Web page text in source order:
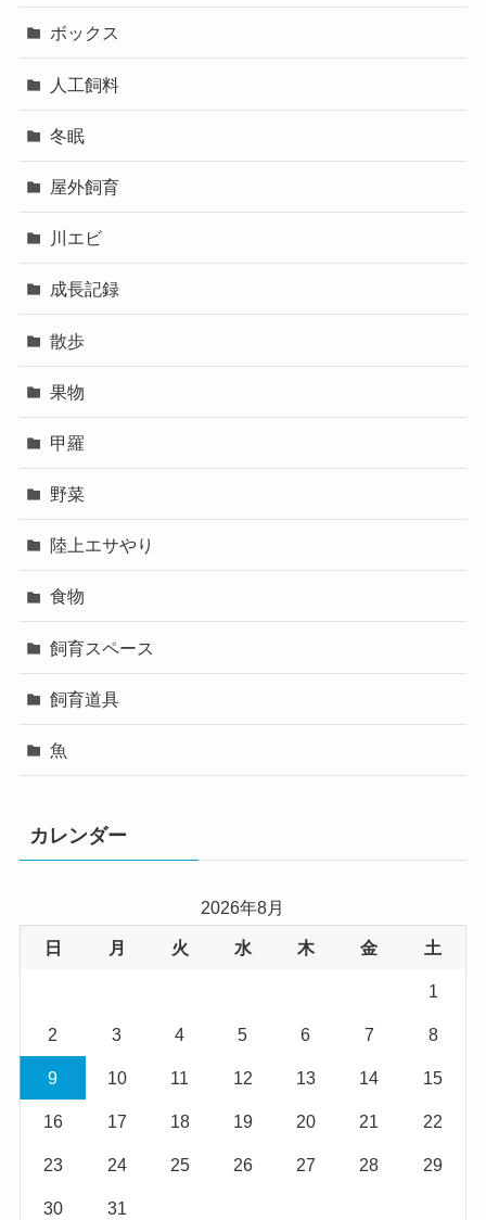
ボックス
人工飼料
冬眠
屋外飼育
川エビ
成長記録
散歩
果物
甲羅
野菜
陸上エサやり
食物
飼育スペース
飼育道具
魚
カレンダー
2026年8月
日 月 火 水 木 金 土
1
2 3 4 5 6 7 8
9 10 11 12 13 14 15
16 17 18 19 20 21 22
23 24 25 26 27 28 29
30 31